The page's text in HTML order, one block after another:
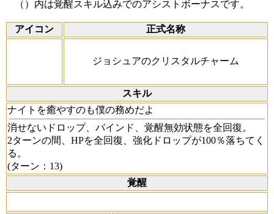
（）内は覚醒スキル込みでのアシストボーナスです。
アイコン 正式名称
ジョシュアのクリスタルチャーム
スキル
ナイトを癒やすのも僕の務めだよ
消せないドロップ、バインド、覚醒無効状態を全回復。
2ターンの間、HPを全回復、強化ドロップが100％落ちてく
る。
(ターン：13)
覚醒